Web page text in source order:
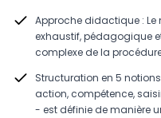
Approche didactique :
exhaustif, pédagogique
complexe de la
Structuration en 5
action, compétence,
- est définie de manière